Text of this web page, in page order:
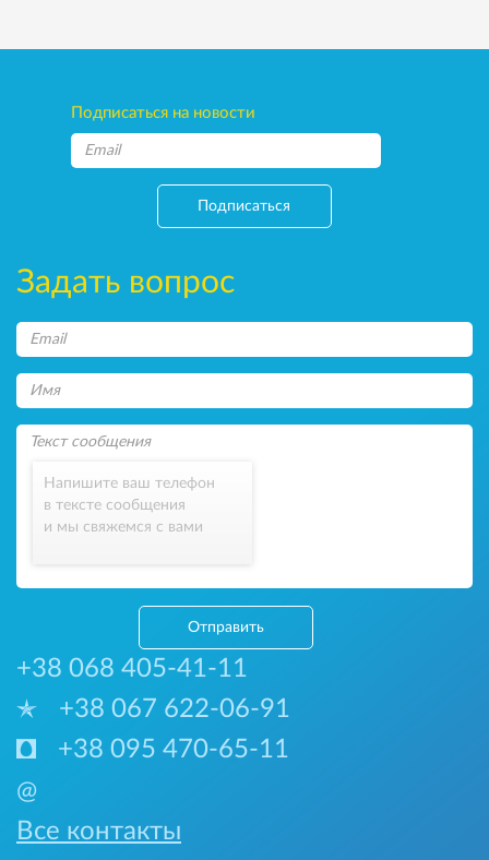
Подписаться на новости
Подписаться
Задать вопрос
Напишите ваш телефон
в тексте сообщения
и мы свяжемся с вами
Отправить
+38 068 405-41-11
+38 067 622-06-91
+38 095 470-65-11
@
Все контакты